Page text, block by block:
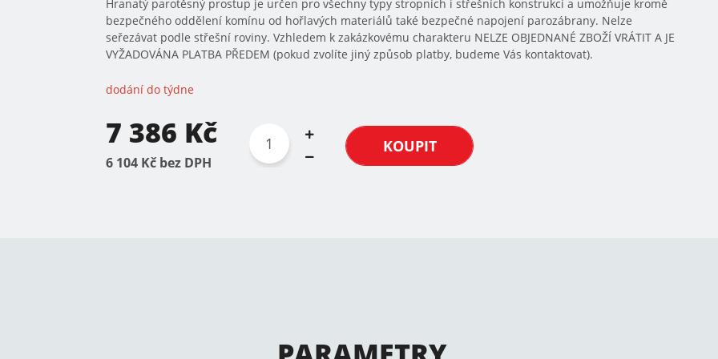
Hranatý parotěsný prostup je určen pro všechny typy stropních i střešních konstrukcí a umožňuje kromě
bezpečného oddělení komínu od hořlavých materiálů také bezpečné napojení parozábrany. Nelze
seřezávat podle střešní roviny. Vzhledem k zakázkovému charakteru NELZE OBJEDNANÉ ZBOŽÍ VRÁTIT A JE
VYŽADOVÁNA PLATBA PŘEDEM (pokud zvolíte jiný způsob platby, budeme Vás kontaktovat).
dodání do týdne
7 386 Kč
6 104 Kč bez DPH
KOUPIT